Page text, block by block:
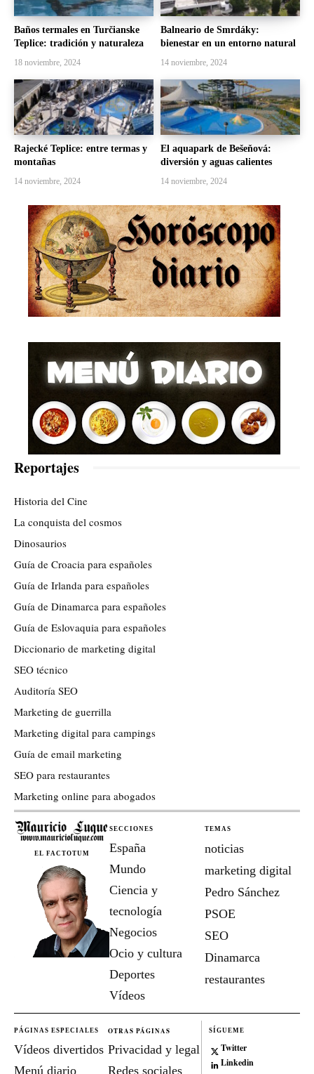
Baños termales en Turčianske
Teplice: tradición y naturaleza
18 noviembre, 2024
Balneario de Smrdáky:
bienestar en un entorno natural
14 noviembre, 2024
Rajecké Teplice: entre termas y
montañas
14 noviembre, 2024
El aquapark de Bešeňová:
diversión y aguas calientes
14 noviembre, 2024
Reportajes
Historia del Cine
La conquista del cosmos
Dinosaurios
Guía de Croacia para españoles
Guía de Irlanda para españoles
Guía de Dinamarca para españoles
Guía de Eslovaquia para españoles
Diccionario de marketing digital
SEO técnico
Auditoría SEO
Marketing de guerrilla
Marketing digital para campings
Guía de email marketing
SEO para restaurantes
Marketing online para abogados
EL FACTOTUM
SECCIONES
España
Mundo
Ciencia y
tecnología
Negocios
Ocio y cultura
Deportes
Vídeos
TEMAS
noticias
marketing digital
Pedro Sánchez
PSOE
SEO
Dinamarca
restaurantes
PÁGINAS ESPECIALES
Vídeos divertidos
Menú diario
OTRAS PÁGINAS
Privacidad y legal
Redes sociales
SÍGUEME
Twitter
Linkedin